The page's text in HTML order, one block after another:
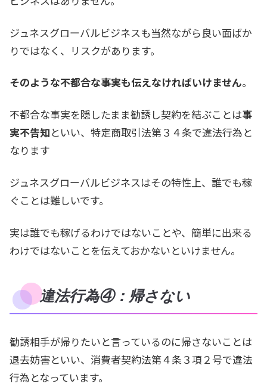
ジュネスグローバルビジネスも当然ながら良い面ばか
りではなく、リスクがあります。
そのような不都合な事実も伝えなければいけません。
不都合な事実を隠したまま勧誘し契約を結ぶことは事
実不告知といい、特定商取引法第３４条で違法行為と
なります
ジュネスグローバルビジネスはその特性上、誰でも稼
ぐことは難しいです。
実は誰でも稼げるわけではないことや、簡単に出来る
わけではないことを伝えておかないといけません。
違法行為④：帰さない
勧誘相手が帰りたいと言っているのに帰さないことは
退去妨害といい、消費者契約法第４条３項２号で違法
行為となっています。